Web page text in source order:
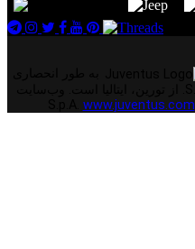
www.juventus.com